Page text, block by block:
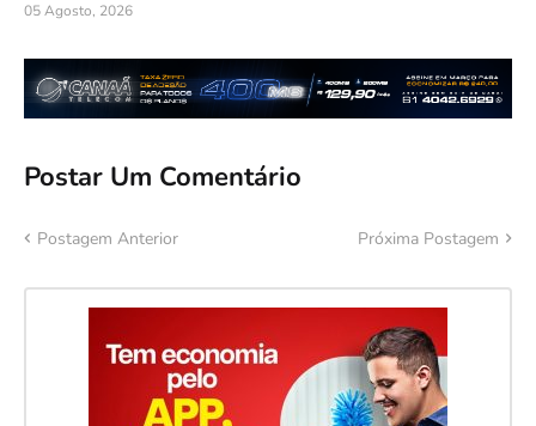
05 Agosto, 2026
Postar Um Comentário
Postagem Anterior Próxima Postagem